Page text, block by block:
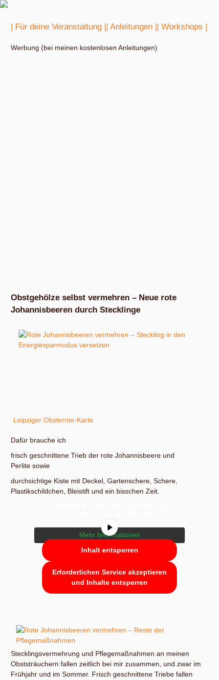
| Für deine Veranstaltung || Anleitungen || Workshops |
Werbung (bei meinen kostenlosen Anleitungen)
Obstgehölze selbst vermehren – Neue rote
Johannisbeeren durch Stecklinge
Leipziger Obsternte-Karte
Dafür brauche ich
frisch geschnittene Trieb der rote Johannisbeere und
Perlite sowie
durchsichtige Kiste mit Deckel, Gartenschere, Schere,
Plastikschildchen, Bleistift und ein bisschen Zeit.
Sie sehen gerade einen Platzhalterinhalt
vonYouTube . Um auf den eigentlichen
Inhalt zuzugreifen, klicken Sie auf die
Mehr Informationen
Inhalt entsperren
Erforderlichen Service akzeptieren
und Inhalte entsperren
Stecklingsvermehrung und Pflegemaßnahmen an meinen
Obststräuchern fallen zeitlich bei mir zusammen, und zwar im
Frühjahr und im Sommer. Frisch geschnittene Triebe fallen